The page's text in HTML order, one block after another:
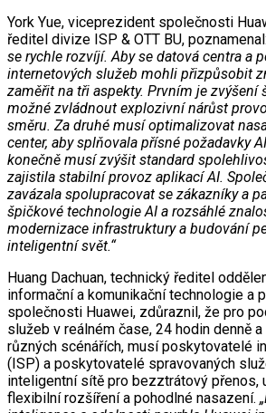
York Yue, viceprezident společnosti
ředitel divize ISP & OTT BU, poznamenal:
se rychle rozvíjí. Aby se datová centra a
internetových služeb mohli přizpůsobit
zaměřit na tři aspekty. Prvním je zvýšení
možné zvládnout explozivní nárůst
směru. Za druhé musí optimalizovat
center, aby splňovala přísné požadavky
konečně musí zvýšit standard
zajistila stabilní provoz aplikací AI.
zavázala spolupracovat se zákazníky a
špičkové technologie AI a rozsáhlé
modernizace infrastruktury a budování
inteligentní svět.“
Huang Dachuan, technický ředitel
informační a komunikační technologie a
společnosti Huawei, zdůraznil, že pro
služeb v reálném čase, 24 hodin denně
různých scénářích, musí poskytovatelé
(ISP) a poskytovatelé spravovaných
inteligentní sítě pro bezztrátový přenos,
flexibilní rozšíření a pohodlné nasazení.